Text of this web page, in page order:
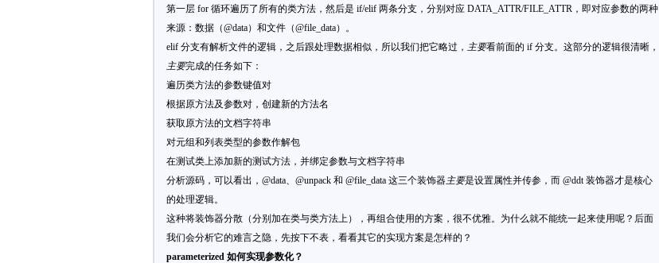
第一层 for 循环遍历了所有的类方法，然后是 if/elif 两条分支，分别对应 DATA_ATTR/FILE_ATTR，即对应参数的两种
来源：数据（@data）和文件（@file_data）。
elif 分支有解析文件的逻辑，之后跟处理数据相似，所以我们把它略过， 主要看前面的 if 分支。这部分的逻辑很清晰，
主要完成的任务如下：
遍历类方法的参数键值对
根据原方法及参数对，创建新的方法名
获取原方法的文档字符串
对元组和列表类型的参数作解包
在测试类上添加新的测试方法，并绑定参数与文档字符串
分析源码，可以看出，@data、@unpack 和 @file_data 这三个装饰器主要是设置属性并传参，而 @ddt 装饰器才是核心
的处理逻辑。
这种将装饰器分散（分别加在类与类方法上），再组合使用的方案，很不优雅。为什么就不能统一起来使用呢？后面
我们会分析它的难言之隐，先按下不表，看看其它的实现方案是怎样的？
parameterized 如何实现参数化？